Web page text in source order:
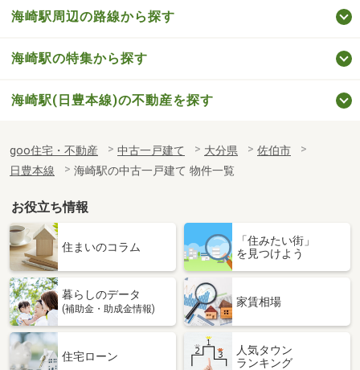
海崎駅周辺の路線から探す
海崎駅の特集から探す
海崎駅(日豊本線)の不動産を探す
goo住宅・不動産 中古一戸建て 大分県
佐伯市
日豊本線
海崎駅の中古一戸建て 物件一覧
お役立ち情報
住まいのコラム
「住みたい街」
を見つけよう
暮らしのデータ
(補助金・助成金情報)
家賃相場
住宅ローン
人気タウン
ランキング